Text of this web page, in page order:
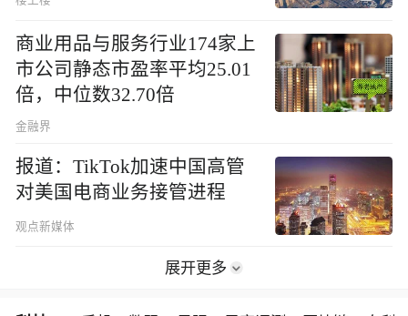
商业用品与服务行业174家上
市公司静态市盈率平均25.01
倍，中位数32.70倍
金融界
报道：TikTok加速中国高管
对美国电商业务接管进程
观点新媒体
展开更多